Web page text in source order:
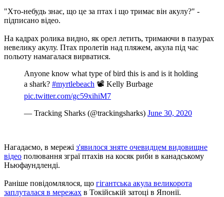
"Хто-небудь знає, що це за птах і що тримає він акулу?" -
підписано відео.
На кадрах ролика видно, як орел летить, тримаючи в пазурах
невелику акулу. Птах пролетів над пляжем, акула під час
польоту намагалася вирватися.
Anyone know what type of bird this is and is it holding
a shark? #myrtlebeach 📽 Kelly Burbage
pic.twitter.com/gc59xihiM7
— Tracking Sharks (@trackingsharks) June 30, 2020
Нагадаємо, в мережі з'явилося зняте очевидцем видовищне
відео полювання зграї птахів на косяк риби в канадському
Ньюфаундленді.
Раніше повідомлялося, що гігантська акула великорота
заплуталася в мережах в Токійській затоці в Японії.